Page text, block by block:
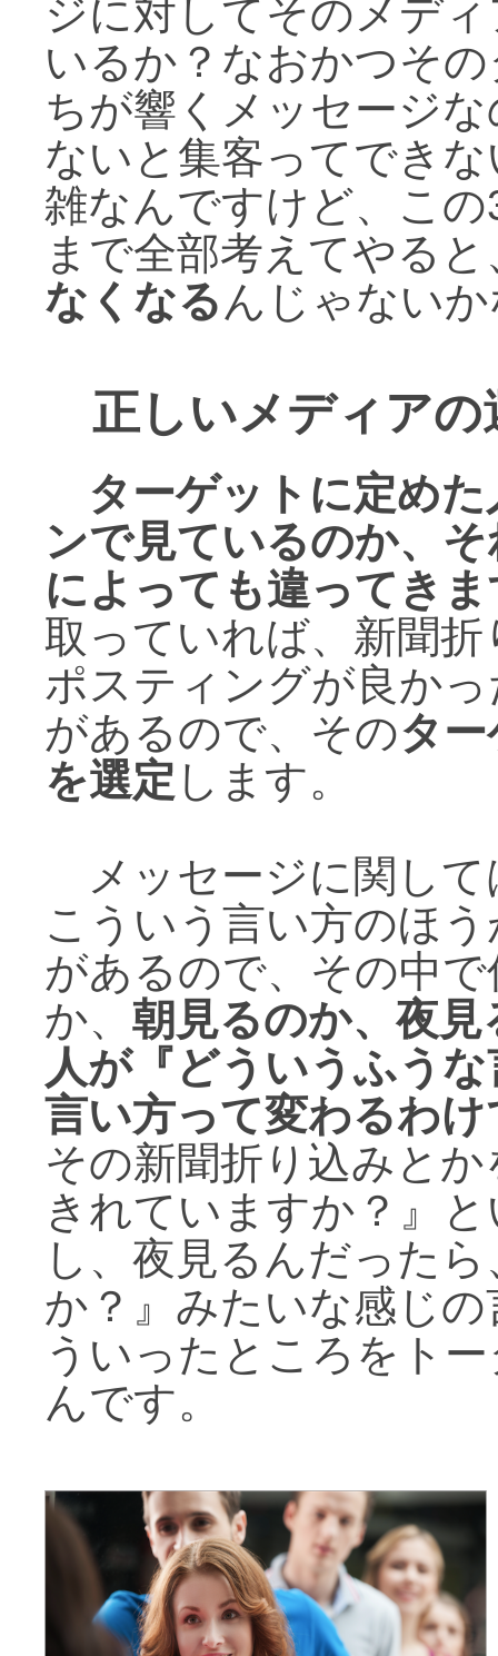
ジに対してそのメデ
いるか？なおかつそ
ちが響くメッセージ
ないと集客ってでき
雑なんですけど、こ
まで全部考えてやると
なくなるんじゃない
正しいメディアの
ターゲットに定め
ンで見ているのか、
によっても違ってきま
取っていれば、新聞
ポスティングが良か
があるので、そのタ
を選定 します。
メッセージに関して
こういう言い方のほ
があるので、その中
か、 朝見るのか、夜
人が『どういうふう
言い方って変わるわけ
その新聞折り込みと
きれていますか？』
し、夜見るんだった
か？』みたいな感じ
ういったところをト
んです。